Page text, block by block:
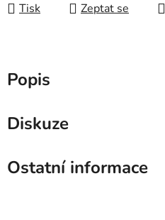
Tisk Zeptat se
Popis
Diskuze
Ostatní informace